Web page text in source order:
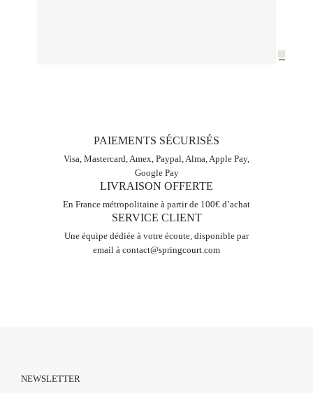
PAIEMENTS SÉCURISÉS
Visa, Mastercard, Amex, Paypal, Alma, Apple Pay,
Google Pay
LIVRAISON OFFERTE
En France métropolitaine à partir de 100€ d’achat
SERVICE CLIENT
Une équipe dédiée à votre écoute, disponible par
email à contact@springcourt.com
NEWSLETTER